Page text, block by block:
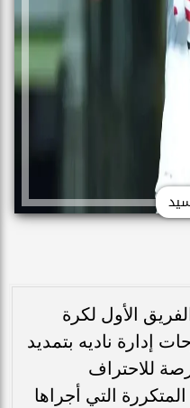
الأول لكرة
إدارة ناديه بتمديد
للاحتراف
التي أجراها